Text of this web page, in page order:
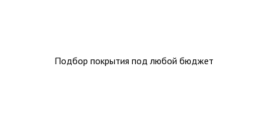
Подбор покрытия под любой бюджет